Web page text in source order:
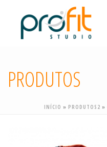
PRODUTOS
INÍCIO » PRODUTOS2 »